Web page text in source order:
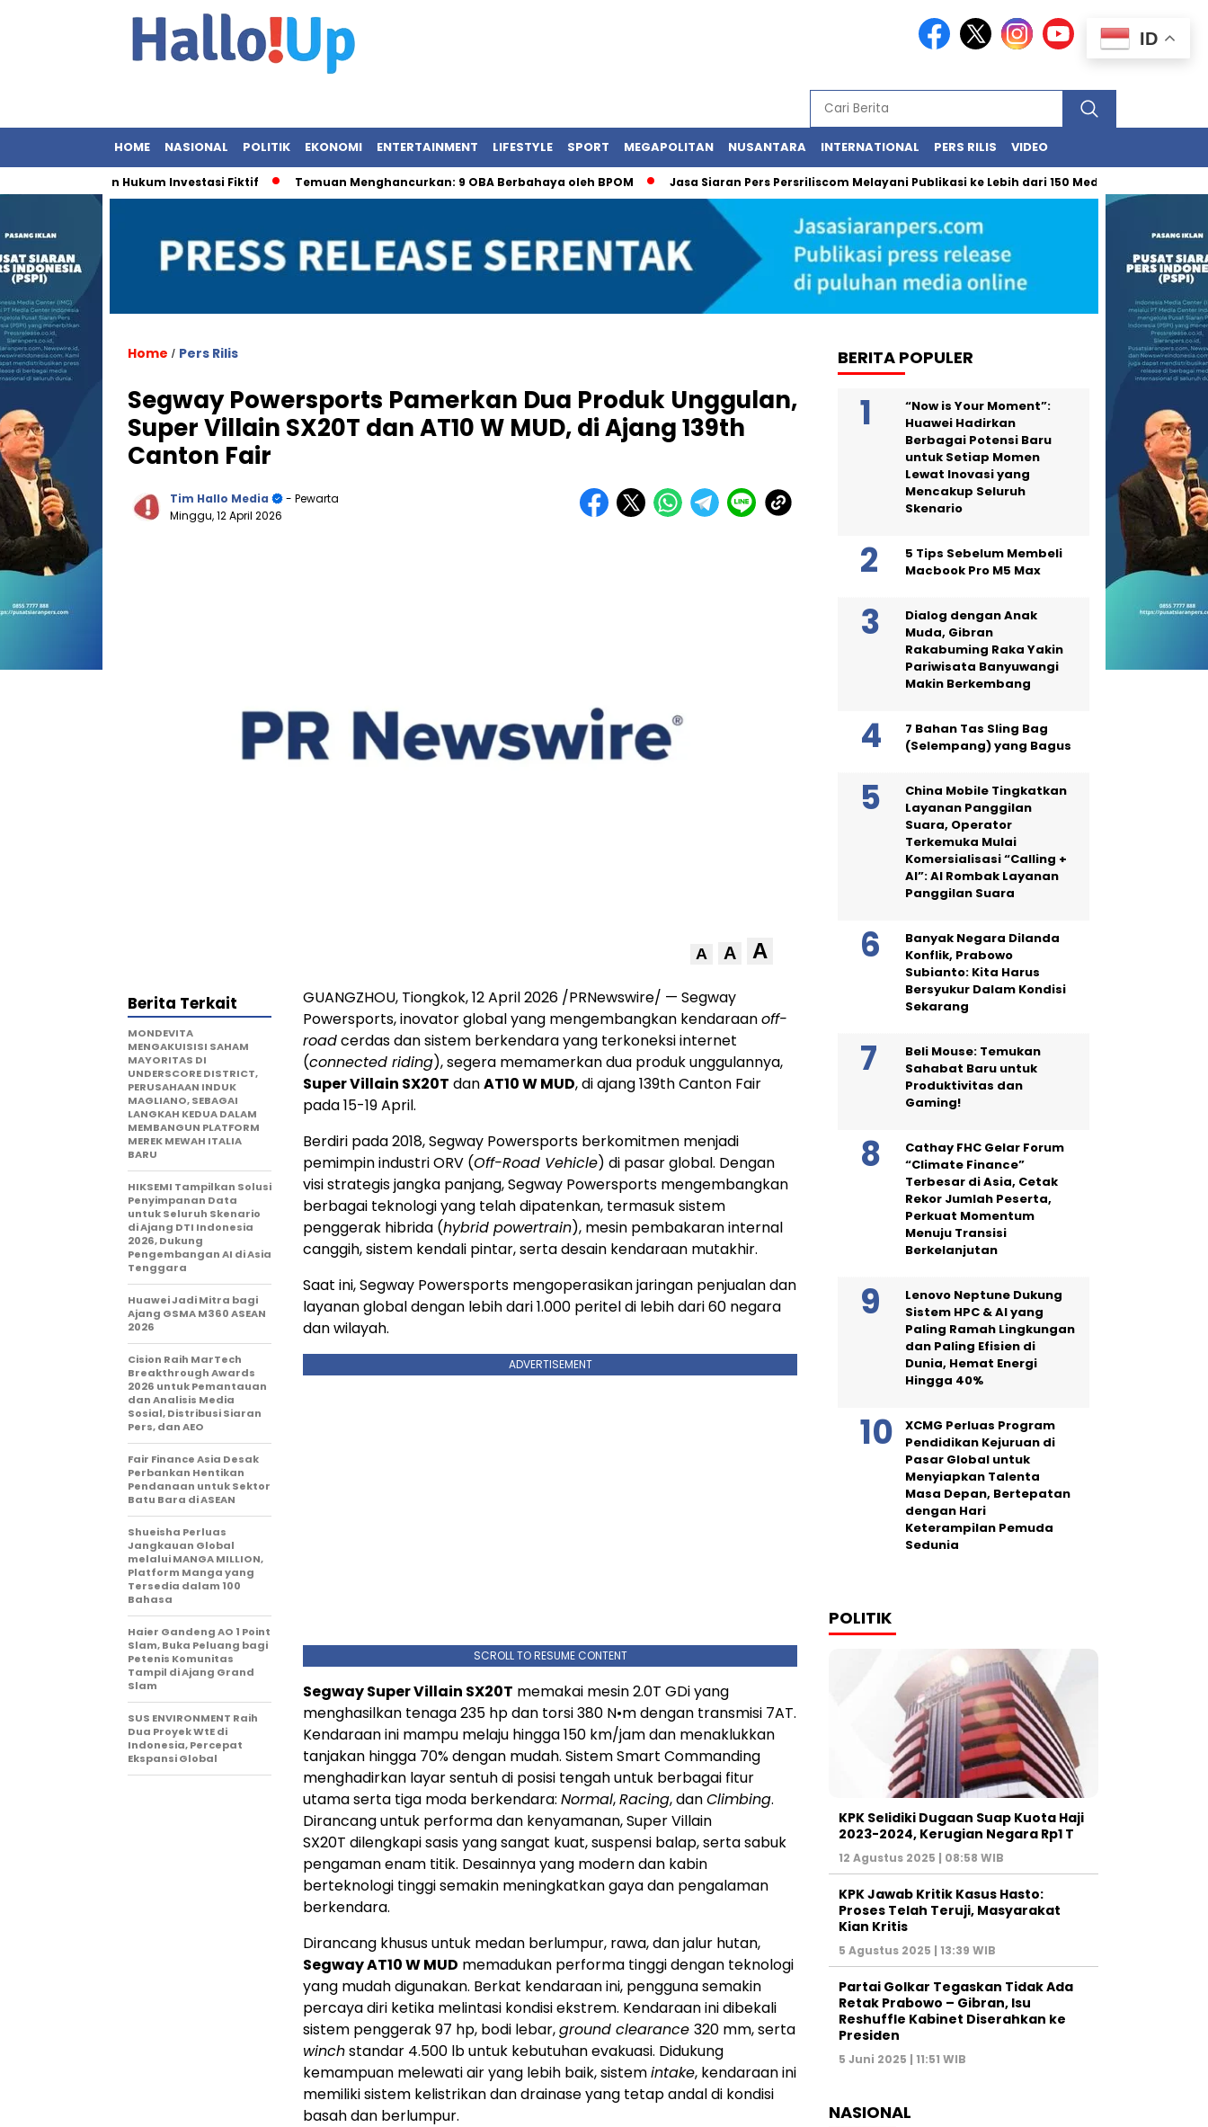
HOME NASIONAL POLITIK EKONOMI ENTERTAINMENT LIFESTYLE SPORT MEGAPOLITAN NUSANTARA INTERNATIONAL PERS RILIS VIDEO
Penegakan Hukum Investasi Fiktif Temuan Menghancurkan: 9 OBA Berbahaya oleh BPOM Jasa Siaran Pers Persriliscom Melayani Publikasi ke Lebih dari 150 Media Online Berbagai
Home / Pers Rilis
Segway Powersports Pamerkan Dua Produk Unggulan,
Super Villain SX20T dan AT10 W MUD, di Ajang 139th
Canton Fair
Tim Hallo Media
- Pewarta
Minggu, 12 April 2026
A A A
GUANGZHOU, Tiongkok, 12 April 2026 /PRNewswire/ — Segway
Powersports, inovator global yang mengembangkan kendaraanoff-
roadcerdas dan sistem berkendara yang terkoneksi internet
(connected riding), segera memamerkan dua produk unggulannya,
Super Villain SX20T danAT10 W MUD, di ajang 139thCanton Fair
pada 15-19 April.
Berdiri pada 2018, Segway Powersports berkomitmen menjadi
pemimpin industri ORV (Off-Road Vehicle) di pasar global. Dengan
visi strategis jangka panjang, Segway Powersports mengembangkan
berbagai teknologi yang telah dipatenkan, termasuk sistem
penggerak hibrida (hybrid powertrain), mesin pembakaran internal
canggih, sistem kendali pintar, serta desain kendaraan mutakhir.
Saat ini, Segway Powersports mengoperasikan jaringan penjualan dan
layanan global dengan lebih dari 1.000 peritel di lebih dari 60 negara
dan wilayah.
ADVERTISEMENT
SCROLL TO RESUME CONTENT
Segway Super Villain SX20T memakai mesin 2.0T GDi yang
menghasilkan tenaga 235 hp dan torsi 380 N•m dengan transmisi 7AT.
Kendaraan ini mampu melaju hingga 150 km/jam dan menaklukkan
tanjakan hingga 70% dengan mudah. Sistem Smart Commanding
menghadirkan layar sentuh di posisi tengah untuk berbagai fitur
utama serta tiga moda berkendara: Normal,Racing, danClimbing.
Dirancang untuk performa dan kenyamanan, Super Villain
SX20T dilengkapi sasis yang sangat kuat, suspensi balap, serta sabuk
pengaman enam titik. Desainnya yang modern dan kabin
berteknologi tinggi semakin meningkatkan gaya dan pengalaman
berkendara.
Dirancang khusus untuk medan berlumpur, rawa, dan jalur hutan,
Segway AT10 W MUD memadukan performa tinggi dengan teknologi
yang mudah digunakan. Berkat kendaraan ini, pengguna semakin
percaya diri ketika melintasi kondisi ekstrem. Kendaraan ini dibekali
sistem penggerak 97 hp, bodi lebar,ground clearance 320 mm, serta
winchstandar 4.500 lb untuk kebutuhan evakuasi. Didukung
kemampuan melewati air yang lebih baik, sistemintake, kendaraan ini
memiliki sistem kelistrikan dan drainase yang tetap andal di kondisi
basah dan berlumpur.
Berita Terkait
MONDEVITA
MENGAKUISISI SAHAM
MAYORITAS DI
UNDERSCORE DISTRICT,
PERUSAHAAN INDUK
MAGLIANO, SEBAGAI
LANGKAH KEDUA DALAM
MEMBANGUN PLATFORM
MEREK MEWAH ITALIA
BARU
HIKSEMI Tampilkan Solusi
Penyimpanan Data
untuk Seluruh Skenario
di Ajang DTI Indonesia
2026, Dukung
Pengembangan AI di Asia
Tenggara
Huawei Jadi Mitra bagi
Ajang GSMA M360 ASEAN
2026
Cision Raih MarTech
Breakthrough Awards
2026 untuk Pemantauan
dan Analisis Media
Sosial, Distribusi Siaran
Pers, dan AEO
Fair Finance Asia Desak
Perbankan Hentikan
Pendanaan untuk Sektor
Batu Bara di ASEAN
Shueisha Perluas
Jangkauan Global
melalui MANGA MILLION,
Platform Manga yang
Tersedia dalam 100
Bahasa
Haier Gandeng AO 1 Point
Slam, Buka Peluang bagi
Petenis Komunitas
Tampil di Ajang Grand
Slam
SUS ENVIRONMENT Raih
Dua Proyek WtE di
Indonesia, Percepat
Ekspansi Global
BERITA POPULER
“Now is Your Moment”:
Huawei Hadirkan
Berbagai Potensi Baru
untuk Setiap Momen
Lewat Inovasi yang
Mencakup Seluruh
Skenario
5 Tips Sebelum Membeli
Macbook Pro M5 Max
Dialog dengan Anak
Muda, Gibran
Rakabuming Raka Yakin
Pariwisata Banyuwangi
Makin Berkembang
7 Bahan Tas Sling Bag
(Selempang) yang Bagus
China Mobile Tingkatkan
Layanan Panggilan
Suara, Operator
Terkemuka Mulai
Komersialisasi “Calling +
AI”: AI Rombak Layanan
Panggilan Suara
Banyak Negara Dilanda
Konflik, Prabowo
Subianto: Kita Harus
Bersyukur Dalam Kondisi
Sekarang
Beli Mouse: Temukan
Sahabat Baru untuk
Produktivitas dan
Gaming!
Cathay FHC Gelar Forum
“Climate Finance”
Terbesar di Asia, Cetak
Rekor Jumlah Peserta,
Perkuat Momentum
Menuju Transisi
Berkelanjutan
Lenovo Neptune Dukung
Sistem HPC & AI yang
Paling Ramah Lingkungan
dan Paling Efisien di
Dunia, Hemat Energi
Hingga 40%
XCMG Perluas Program
Pendidikan Kejuruan di
Pasar Global untuk
Menyiapkan Talenta
Masa Depan, Bertepatan
dengan Hari
Keterampilan Pemuda
Sedunia
POLITIK
KPK Selidiki Dugaan Suap Kuota Haji
2023-2024, Kerugian Negara Rp1 T
12 Agustus 2025 | 08:58 WIB
KPK Jawab Kritik Kasus Hasto:
Proses Telah Teruji, Masyarakat
Kian Kritis
5 Agustus 2025 | 13:39 WIB
Partai Golkar Tegaskan Tidak Ada
Retak Prabowo – Gibran, Isu
Reshuffle Kabinet Diserahkan ke
Presiden
5 Juni 2025 | 11:51 WIB
NASIONAL
ID